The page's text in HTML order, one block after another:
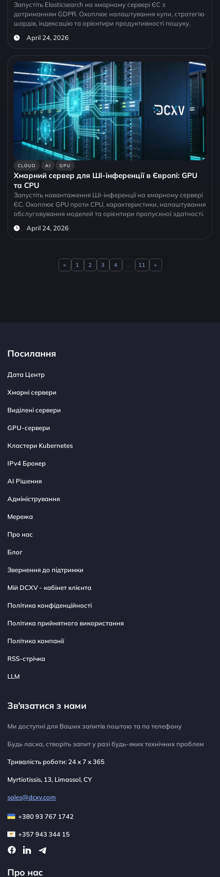
Запустіть Elasticsearch на хмарному сервері ЄС з
дотриманням GDPR. Охоплює налаштування купи, стратегію
шардів, індексацію та орієнтири продуктивності пошуку.
April 24, 2026
CLOUD AI GPU
Хмарний сервер для ШІ-інференції в Європі: GPU
та CPU
Запустіть навантаження ШІ-інференції на хмарному сервері
ЄС. Охоплює GPU проти CPU, характеристики, налаштування
обслуговування моделей та орієнтири пропускної здатності.
April 24, 2026
«Previous
1 2 3 4 11 Next
»
Посилання
Дата Центр
Хмарні сервери
Виділені сервери
GPU-сервери
Кластери Kubernetes
IPv4 Брокер
AI Рішення
Адміністрування
Мережа
Про нас
Блог
Звернення до підтримки
Мій DCXV - кабінет клієнта
Політика конфіденційності
Політика прийнятного використання
Політика компанії
RSS-стрічка
LLM
Зв'язатися з нами
Ми доступні для Ваших запитів поштою та по телефону
Будь ласка, створіть запит у разі будь-яких технічних проблем
Тривалість роботи: 24 x 7 x 365
Myrtiotissis, 13, Limassol, CY
sales@dcxv.com
+380 93 767 1742
+357 943 344 15
Про нас